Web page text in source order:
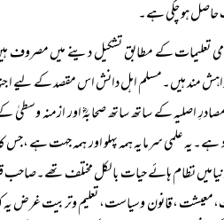
حاصل ہو چکی ہے۔
تعلیمات کے مطابق تشکیل دینے میں مصروف
مند ہیں۔مسلم اہل دانش اس مقصد کے لیے
اصلیہ کے ساتھ ساتھ صحابہؓ اور ازمنہ وسطیٰ کے
علمی سرمایہ ہمہ پہلو اور ہمہ جہت ہے ،جس
نظام ہائے حیات بالکل مختلف تھے۔صاحب
،قانون وسیاست، تعلیم وتربیت غرض یہ کہ ہر